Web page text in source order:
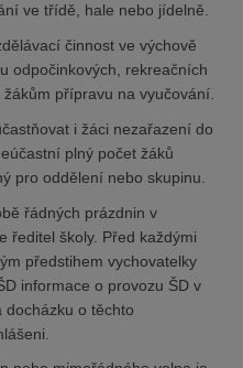
ve třídě, hale nebo jídelně.
činnost ve výchově
odpočinkových, rekreačních
přípravu na vyučování.
i žáci nezařazení do
plný počet žáků
pro oddělení nebo skupinu.
řádných prázdnin v
ředitel školy. Před každými
předstihem vychovatelky
informace o provozu ŠD v
o těchto